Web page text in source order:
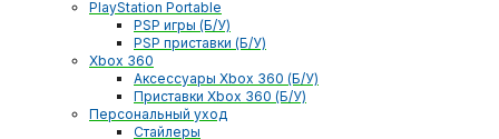
PlayStation Portable
PSP игры (Б/У)
PSP приставки (Б/У)
Xbox 360
Аксессуары Xbox 360 (Б/У)
Приставки Xbox 360 (Б/У)
Персональный уход
Стайлеры